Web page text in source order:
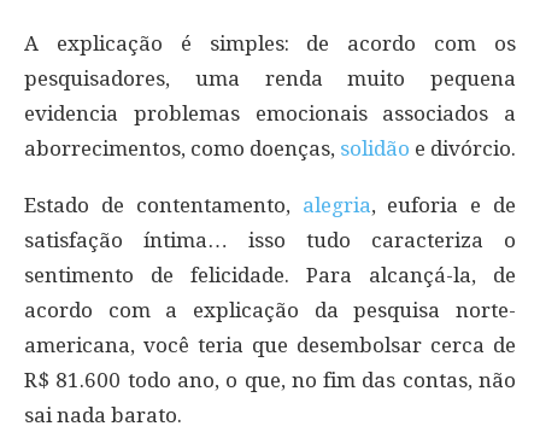
A explicação é simples: de acordo com os
pesquisadores, uma renda muito pequena
evidencia problemas emocionais associados a
aborrecimentos, como doenças, solidão e divórcio.
Estado de contentamento, alegria, euforia e de
satisfação íntima… isso tudo caracteriza o
sentimento de felicidade. Para alcançá-la, de
acordo com a explicação da pesquisa norte-
americana, você teria que desembolsar cerca de
R$ 81.600 todo ano, o que, no fim das contas, não
sai nada barato.